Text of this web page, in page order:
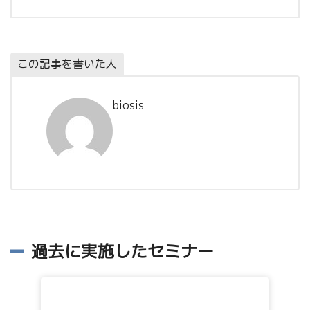
この記事を書いた人
biosis
過去に実施したセミナー